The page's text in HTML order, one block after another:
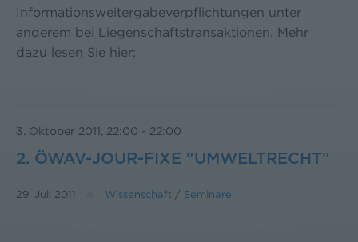
Informationsweitergabeverpflichtungen unter
anderem bei Liegenschaftstransaktionen. Mehr
dazu lesen Sie hier:
3. Oktober 2011, 22:00 - 22:00
2. ÖWAV-JOUR-FIXE "UMWELTRECHT"
29. Juli 2011 Wissenschaft / Seminare